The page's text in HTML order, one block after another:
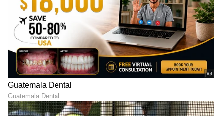
ಪ್ರಸ್ತುತ, ಏಷಿಯಾನೆಟ್ ಸುವರ್ಣನ್ಯೂಸ್‌ನಲ್ಲಿ ಉಪ ಸಂಪಾದಕ.
ಪತ್ರಿಕೋದ್ಯಮದಲ್ಲಿ 8 ವರ್ಷಗಳ ಅನುಭವ. ವಾರ್ತಾ ಮತ್ತು
ಸಾರ್ವಜನಿಕ ಸಂಪರ್ಕ ಇಲಾಖೆಯಲ್ಲಿ ನ್ಯೂಸ್ ಮಾನಿಟರಿಂಗ್ ಆಗಿ
ಹಲವು ವರ್ಷಗಳ ಸೇವೆ, ಕೊರೊನಾ ವಾರಿಯರ್ಸ್ ಅವಾರ್ಡ್,
ಮೂಲತಃ ರಾಯಚೂರು ಜಿಲ್ಲೆಯ ಜಾನೇಕಲ್ ಗ್ರಾಮದವರಾದ ಇವರು
ಓದು, ಬರೆವಣಿಗೆ ಮತ್ತು ಸಾಹಿತ್ಯಾಸಕ್ತರು.
ಅಂತರರಾಷ್ಟ್ರೀಯ ಸುದ್ದಿ
ಕರ್ನಾಟಕ, ಭಾರತ (
ಕ್ಷಣಕ್ಷಣದ ಕನ್ನಡ ಸುದ್ದಿ (Kannada News)